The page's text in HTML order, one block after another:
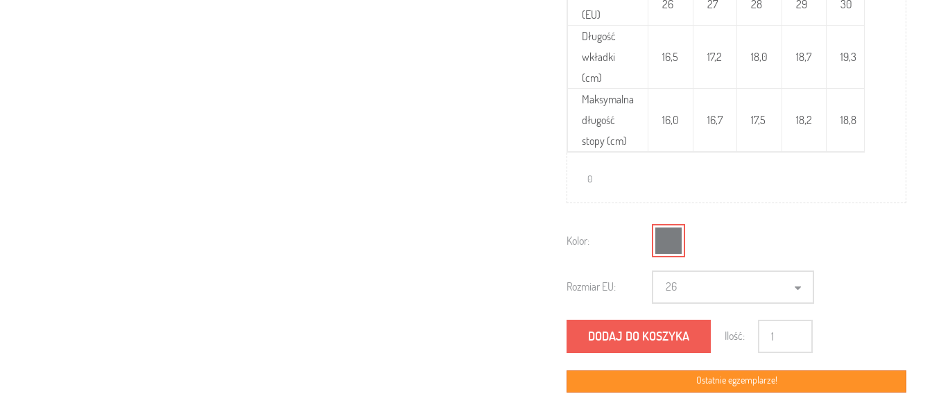
(EU)
26 27 28 29 30
Długość
wkładki
(cm)
16,5 17,2 18,0 18,7 19,3
Maksymalna
długość
stopy (cm)
16,0 16,7 17,5 18,2 18,8
0
Kolor:
Rozmiar EU: 26
DODAJ DO KOSZYKA Ilość:
Ostatnie egzemplarze!